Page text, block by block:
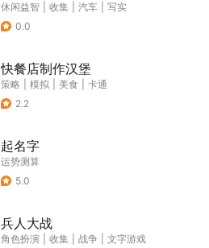
休闲益智 收集 汽车
写实
0.0
快餐店制作汉堡
策略 模拟 美食
卡通
2.2
起名字
运势测算
5.0
兵人大战
角色扮演 收集 战争
文字游戏